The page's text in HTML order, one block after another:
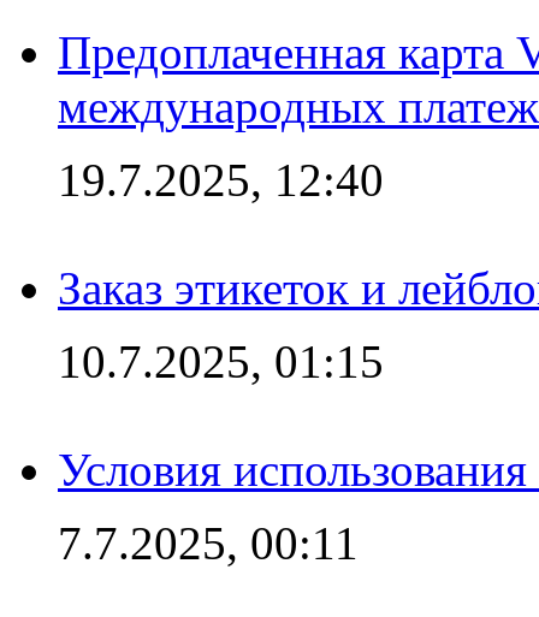
Предоплаченная карта
международных
19.7.2025, 12:40
Заказ этикеток и
10.7.2025, 01:15
Условия
7.7.2025, 00:11